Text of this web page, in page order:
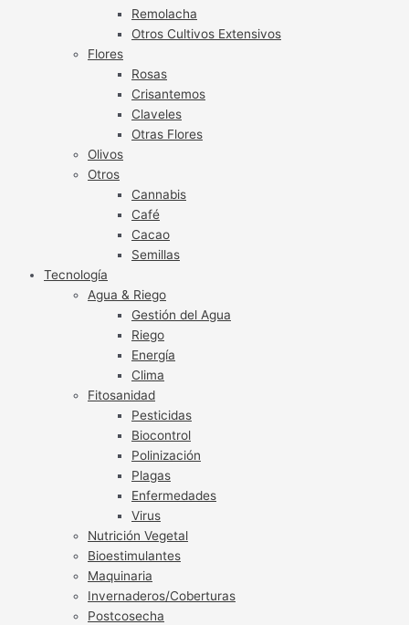
Remolacha
Otros Cultivos Extensivos
Flores
Rosas
Crisantemos
Claveles
Otras Flores
Olivos
Otros
Cannabis
Café
Cacao
Semillas
Tecnología
Agua & Riego
Gestión del Agua
Riego
Energía
Clima
Fitosanidad
Pesticidas
Biocontrol
Polinización
Plagas
Enfermedades
Virus
Nutrición Vegetal
Bioestimulantes
Maquinaria
Invernaderos/Coberturas
Postcosecha